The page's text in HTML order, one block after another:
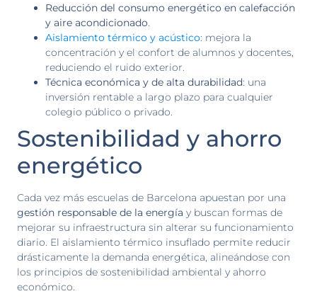
Reducción del consumo energético en calefacción
y aire acondicionado.
Aislamiento térmico y acústico: mejora la
concentración y el confort de alumnos y docentes,
reduciendo el ruido exterior.
Técnica económica y de alta durabilidad: una
inversión rentable a largo plazo para cualquier
colegio público o privado.
Sostenibilidad y ahorro
energético
Cada vez más escuelas de Barcelona apuestan por una
gestión responsable de la energía y buscan formas de
mejorar su infraestructura sin alterar su funcionamiento
diario. El aislamiento térmico insuflado permite reducir
drásticamente la demanda energética, alineándose con
los principios de sostenibilidad ambiental y ahorro
económico.